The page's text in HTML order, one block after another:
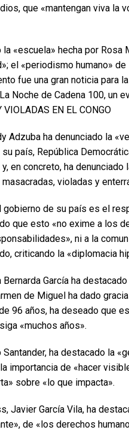
que «mantengan viva la
«escuela» hecha por Rosa
el «periodismo humano»
fue una gran noticia para
Noche de Cadena 100, un
EN EL CONGO
Adzuba ha denunciado la
país, República
en concreto, ha
violadas y
gobierno de su país es el
que esto «no exime a los
ni a la
criticando la «diplomacia
García ha
de Miguel ha dado
96 años, ha deseado que
«muchos años».
Santander, ha destacado la
importancia de «hacer
sobre «lo que impacta».
Javier García Vila, ha
de «los derechos